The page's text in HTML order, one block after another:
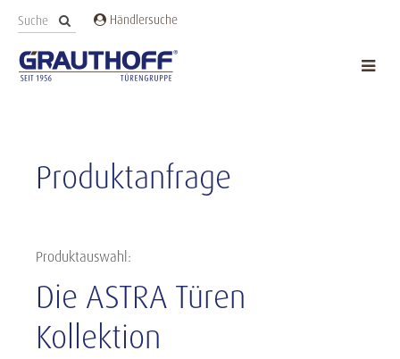
Händlersuche
Produktanfrage
Produktauswahl:
Die ASTRA Türen
Kollektion